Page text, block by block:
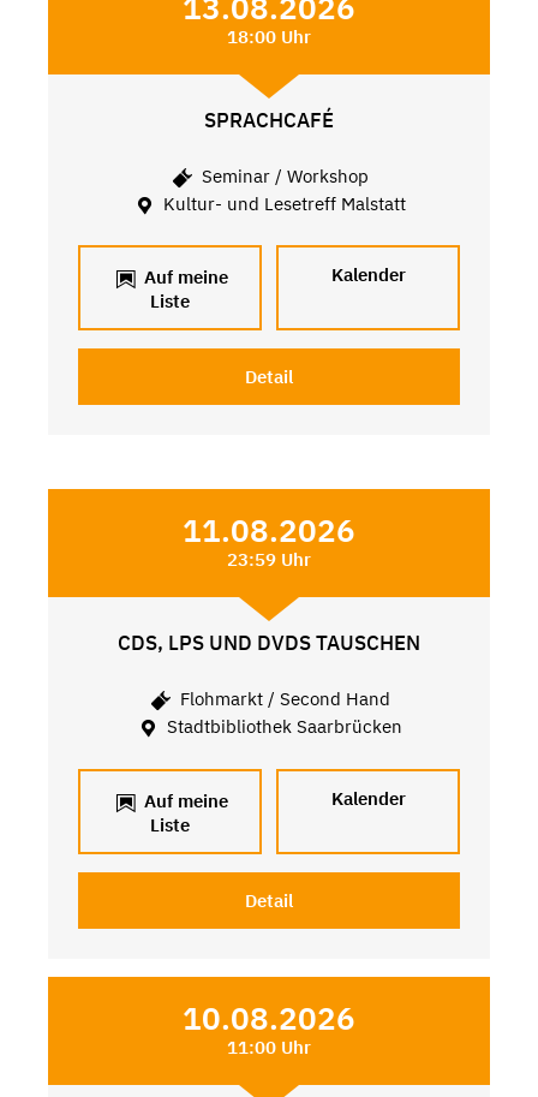
13.08.2026
18:00 Uhr
SPRACHCAFÉ
Seminar / Workshop
Kultur- und Lesetreff Malstatt
Auf meine
Liste
Kalender
Detail
11.08.2026
23:59 Uhr
CDS, LPS UND DVDS TAUSCHEN
Flohmarkt / Second Hand
Stadtbibliothek Saarbrücken
Auf meine
Liste
Kalender
Detail
10.08.2026
11:00 Uhr